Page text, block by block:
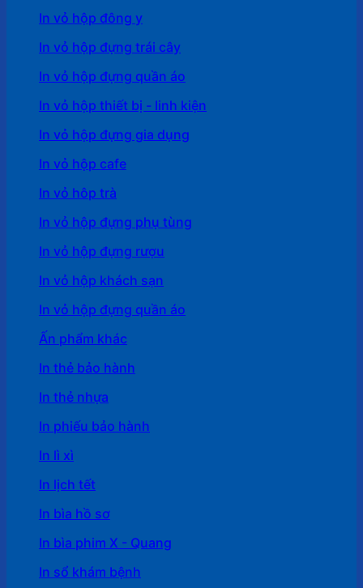
In vỏ hộp đông y
In vỏ hộp đựng trái cây
In vỏ hộp đựng quần áo
In vỏ hộp thiết bị - linh kiện
In vỏ hộp đựng gia dụng
In vỏ hộp cafe
In vỏ hôp trà
In vỏ hộp đựng phụ tùng
In vỏ hộp đựng rượu
In vỏ hộp khách sạn
In vỏ hộp đựng quần áo
Ấn phẩm khác
In thẻ bảo hành
In thẻ nhựa
In phiếu bảo hành
In lì xì
In lịch tết
In bìa hồ sơ
In bìa phim X - Quang
In sổ khám bệnh